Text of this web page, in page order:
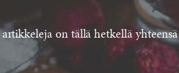
on tällä hetkellä yhteensä